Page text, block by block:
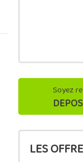
Soyez
LES